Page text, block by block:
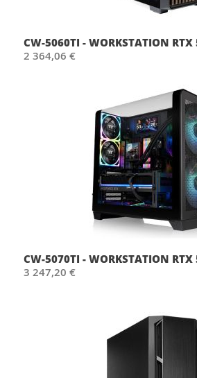
CW-5060TI - WORKSTATION RTX
2 364,06 €
CW-5070TI - WORKSTATION RTX
3 247,20 €